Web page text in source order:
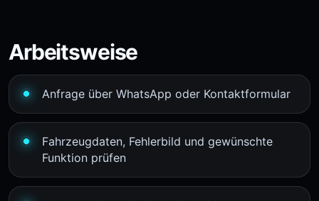
Arbeitsweise
Anfrage über WhatsApp oder Kontaktformular
Fahrzeugdaten, Fehlerbild und gewünschte
Funktion prüfen